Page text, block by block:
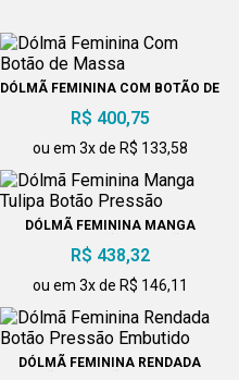
DÓLMÃ FEMININA COM BOTÃO DE
R$ 400,75
ou em 3x de R$ 133,58
DÓLMÃ FEMININA MANGA
R$ 438,32
ou em 3x de R$ 146,11
DÓLMÃ FEMININA RENDADA